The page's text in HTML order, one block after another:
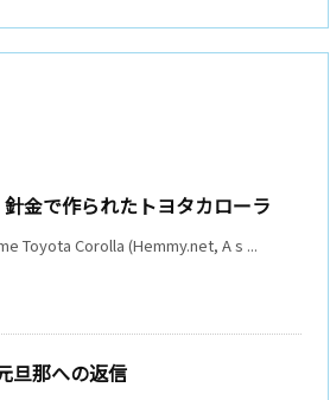
金で作られたトヨタカローラ
Toyota Corolla (Hemmy.net, A s ...
旦那への返信